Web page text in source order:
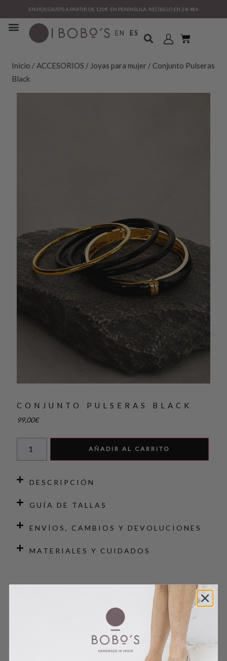
ENVÍOS GRATIS A PARTIR DE 120€ EN PENÍNSULA. RECÍBELO EN 24/48h
EN ES
Inicio /ACCESORIOS / Joyas para mujer / Conjunto Pulseras
Black
CONJUNTO PULSERAS BLACK
99,00€
AÑADIR AL CARRITO
DESCRIPCIÓN
GUÍA DE TALLAS
ENVÍOS, CAMBIOS Y DEVOLUCIONES
MATERIALES Y CUIDADOS
PRODUCTOS RELACIONADOS